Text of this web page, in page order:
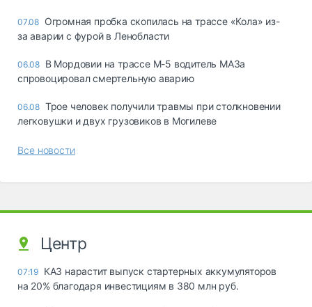
07.08 Огромная пробка скопилась на трассе «Кола» из-
за аварии с фурой в Ленобласти
06.08 В Мордовии на трассе М-5 водитель МАЗа
спровоцировал смертельную аварию
06.08 Трое человек получили травмы при столкновении
легковушки и двух грузовиков в Могилеве
Все новости
Центр
07:19 КАЗ нарастит выпуск стартерных аккумуляторов
на 20% благодаря инвестициям в 380 млн руб.